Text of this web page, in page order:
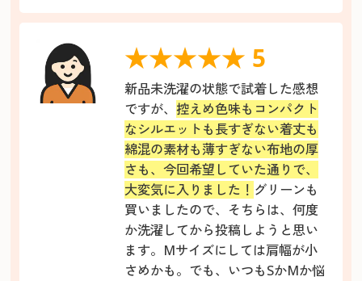
★★★★★ 5
新品未洗濯の状態で試着した感想
ですが、控えめ色味もコンパクト
なシルエットも長すぎない着丈も
綿混の素材も薄すぎない布地の厚
さも、今回希望していた通りで、
大変気に入りました！ グリーンも
買いましたので、そちらは、何度
か洗濯してから投稿しようと思い
ます。Mサイズにしては肩幅が小
さめかも。でも、いつもSかMか悩